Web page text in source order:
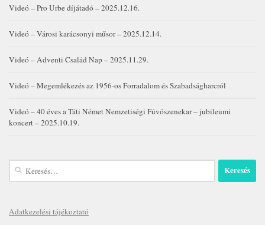
Videó – Pro Urbe díjátadó – 2025.12.16.
Videó – Városi karácsonyi műsor – 2025.12.14.
Videó – Adventi Család Nap – 2025.11.29.
Videó – Megemlékezés az 1956-os Forradalom és Szabadságharcról
Videó – 40 éves a Táti Német Nemzetiségi Fúvószenekar – jubileumi
koncert – 2025.10.19.
Keresés:
Adatkezelési tájékoztató